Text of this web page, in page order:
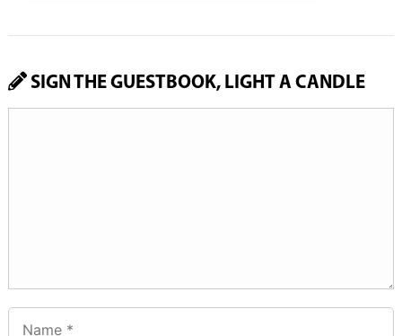
SIGN THE GUESTBOOK, LIGHT A CANDLE